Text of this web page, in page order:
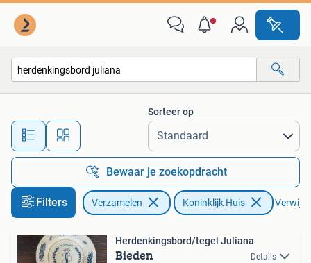
Alle afstanden…
Sorteer op
Bewaar je zoekopdracht
Filters Verzamelen Koninklijk Huis
Herdenkingsbord/tegel Juliana
Bieden Details